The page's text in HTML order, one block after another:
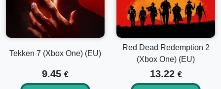
Tekken 7 (Xbox One) (EU)
9.45 €
Red Dead Redemption 2
(Xbox One) (EU)
13.22 €